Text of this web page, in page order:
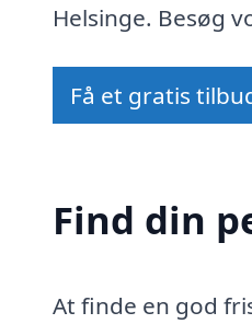
Helsinge. Besøg
Få et gratis
Find din
At finde en god